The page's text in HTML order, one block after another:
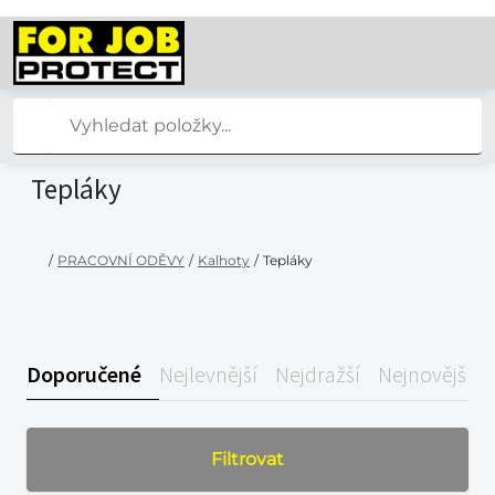
Tepláky
/ PRACOVNÍ ODĚVY / Kalhoty / Tepláky
Doporučené Nejlevnější Nejdražší Nejnovější
Filtrovat